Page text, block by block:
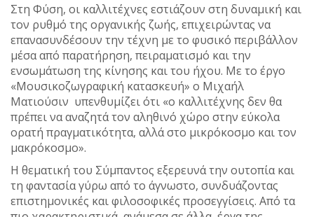
Στη Φύση, οι καλλιτέχνες εστιάζουν στη δυναμική και
τον ρυθμό της οργανικής ζωής, επιχειρώντας να
επανασυνδέσουν την τέχνη με το φυσικό περιβάλλον
μέσα από παρατήρηση, πειραματισμό και την
ενσωμάτωση της κίνησης και του ήχου. Με το έργο
«Μουσικοζωγραφική κατασκευή» ο Μιχαήλ
Ματιούσιν υπενθυμίζει ότι «ο καλλιτέχνης δεν θα
πρέπει να αναζητά τον αληθινό χώρο στην εύκολα
ορατή πραγματικότητα, αλλά στο μικρόκοσμο και τον
μακρόκοσμο».
Η θεματική του Σύμπαντος εξερευνά την ουτοπία και
τη φαντασία γύρω από το άγνωστο, συνδυάζοντας
επιστημονικές και φιλοσοφικές προσεγγίσεις. Από τα